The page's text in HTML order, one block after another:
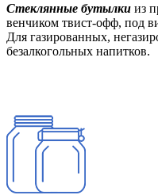
Стеклянные бутылки из
венчиком твист-офф, под
Для газированных,
безалкогольных напитков.